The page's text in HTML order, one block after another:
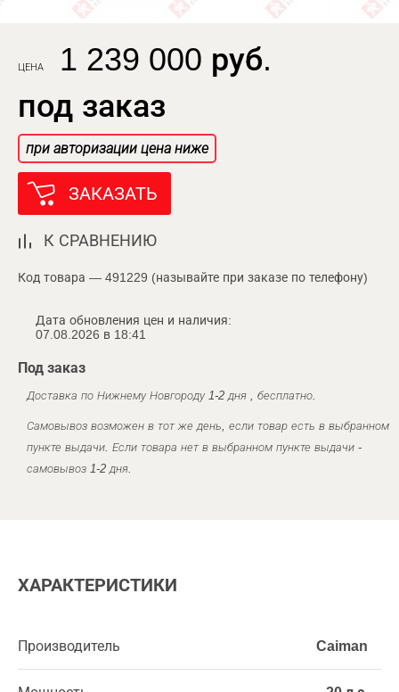
ЦЕНА
1 239 000 руб.
под заказ
при авторизации цена ниже
ЗАКАЗАТЬ
К СРАВНЕНИЮ
Код товара — 491229 (называйте при заказе по телефону)
Дата обновления цен и наличия:
07.08.2026 в 18:41
Под заказ
Доставка по Нижнему Новгороду 1-2 дня , бесплатно.
Самовывоз возможен в тот же день, если товар есть в выбранном
пункте выдачи. Если товара нет в выбранном пункте выдачи -
самовывоз 1-2 дня.
ХАРАКТЕРИСТИКИ
Производитель Caiman